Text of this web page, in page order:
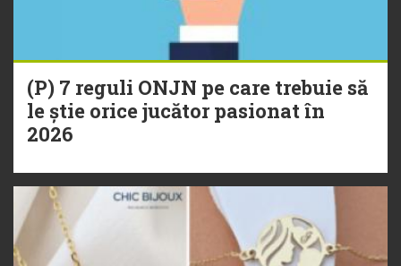
(P) 7 reguli ONJN pe care trebuie să
le știe orice jucător pasionat în
2026